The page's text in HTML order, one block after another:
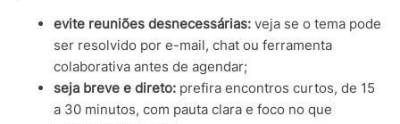
evite reuniões desnecessárias: veja se o tema pode
ser resolvido por e-mail, chat ou ferramenta
colaborativa antes de agendar;
seja breve e direto: prefira encontros curtos, de 15
a 30 minutos, com pauta clara e foco no que